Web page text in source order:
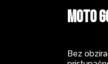
moto
Bez